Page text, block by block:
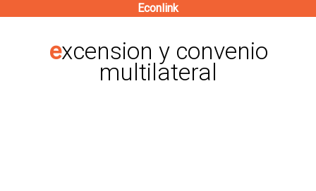
contenido
principal
Econlink
excension y convenio
multilateral